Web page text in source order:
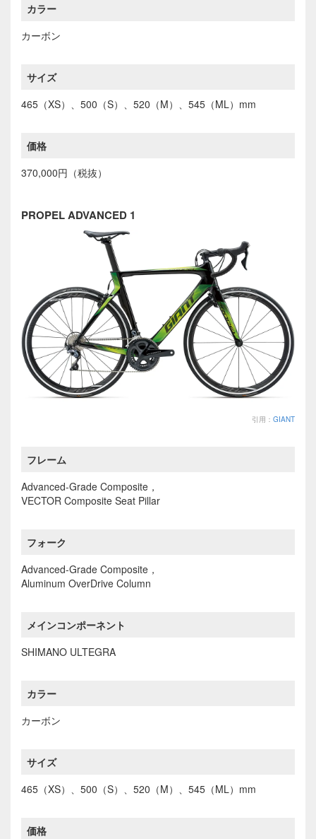
カラー
カーボン
サイズ
465（XS）、500（S）、520（M）、545（ML）mm
価格
370,000円（税抜）
PROPEL ADVANCED 1
引用： GIANT
フレーム
Advanced-Grade Composite，
VECTOR Composite Seat Pillar
フォーク
Advanced-Grade Composite，
Aluminum OverDrive Column
メインコンポーネント
SHIMANO ULTEGRA
カラー
カーボン
サイズ
465（XS）、500（S）、520（M）、545（ML）mm
価格